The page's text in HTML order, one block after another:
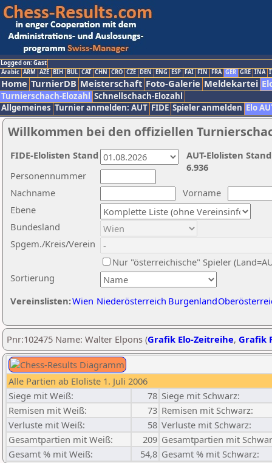
Logged on: Gast
Arabic ARM AZE BIH BUL CAT CHN CRO CZE DEN ENG ESP FAI FIN FRA GER GRE INA
Home TurnierDB Meisterschaft Foto-Galerie Meldekartei
Turnierschach-Elozahl Schnellschach-Elozahl
Allgemeines Turnier anmelden: AUT FIDE Spieler anmelden Elo
Willkommen bei den offiziellen
Nachname
Vorname
Ebene
Sortierung
Personennummer
Bundesland
Spgem./Kreis/Verein
Nur "österreichische" Spieler
Vereinslisten:Wien Niederösterreich Burgenland
AUT-Elolisten
6.936
FIDE-Elolisten Stand
Pnr:102475 Name: Walter Elpons (Grafik Elo-Zeitreihe, Grafik
Alle Partien ab Eloliste 1. Juli 2006
Siege mit Weiß:
78 Siege mit Schwarz:
Remisen mit Weiß:
73 Remisen mit Schwarz:
Verluste mit Weiß:
58 Verluste mit Schwarz:
Gesamtpartien mit Weiß:
209 Gesamtpartien mit
Gesamt % mit Weiß:
54,8 Gesamt % mit Schwarz: